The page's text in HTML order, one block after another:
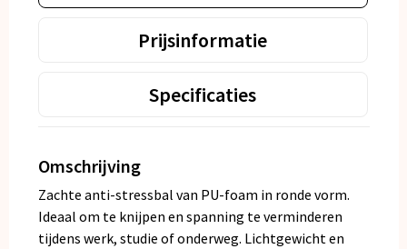
Prijsinformatie
Specificaties
Omschrijving
Zachte anti-stressbal van PU-foam in ronde vorm.
Ideaal om te knijpen en spanning te verminderen
tijdens werk, studie of onderweg. Lichtgewicht en